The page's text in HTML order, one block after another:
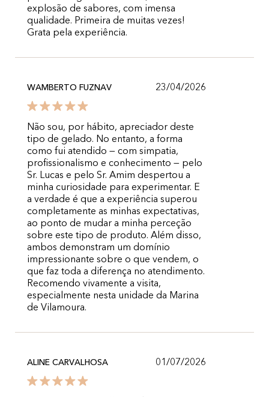
explosão de sabores, com imensa
qualidade. Primeira de muitas vezes!
Grata pela experiência.
WAMBERTO FUZNAV 23/04/2026
Não sou, por hábito, apreciador deste
tipo de gelado. No entanto, a forma
como fui atendido — com simpatia,
profissionalismo e conhecimento — pelo
Sr. Lucas e pelo Sr. Amim despertou a
minha curiosidade para experimentar. E
a verdade é que a experiência superou
completamente as minhas expectativas,
ao ponto de mudar a minha perceção
sobre este tipo de produto. Além disso,
ambos demonstram um domínio
impressionante sobre o que vendem, o
que faz toda a diferença no atendimento.
Recomendo vivamente a visita,
especialmente nesta unidade da Marina
de Vilamoura.
ALINE CARVALHOSA 01/07/2026